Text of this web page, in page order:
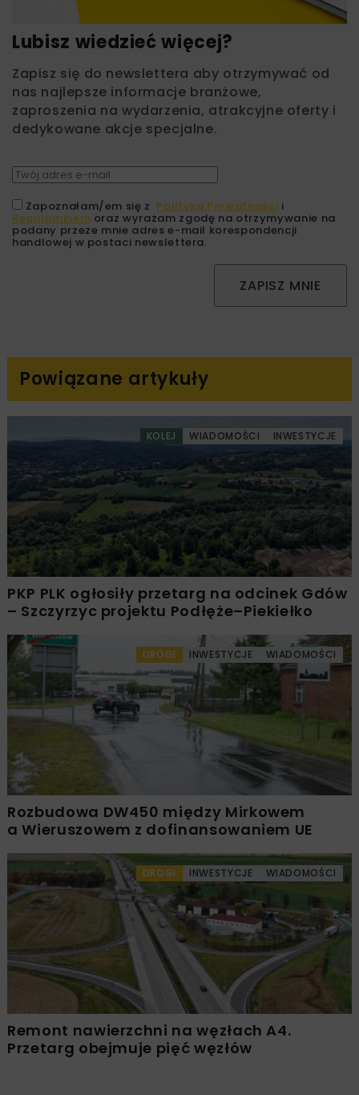
Lubisz wiedzieć więcej?
Zapisz się do newslettera aby otrzymywać od
nas najlepsze informacje branżowe,
zaproszenia na wydarzenia, atrakcyjne oferty i
dedykowane akcje specjalne.
Zapoznałam/em się z Polityką Prywatności i
Regulaminem oraz wyrażam zgodę na otrzymywanie na
podany przeze mnie adres e-mail korespondencji
handlowej w postaci newslettera.
ZAPISZ MNIE
Powiązane artykuły
KOLEJ WIADOMOŚCI INWESTYCJE
PKP PLK ogłosiły przetarg na odcinek Gdów
– Szczyrzyc projektu Podłęże–Piekiełko
DROGI INWESTYCJE WIADOMOŚCI
Rozbudowa DW450 między Mirkowem
a Wieruszowem z dofinansowaniem UE
DROGI INWESTYCJE WIADOMOŚCI
Remont nawierzchni na węzłach A4.
Przetarg obejmuje pięć węzłów